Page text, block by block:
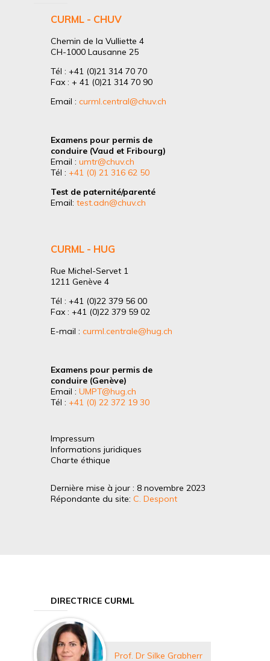
CURML - CHUV
Chemin de la Vulliette 4
CH-1000 Lausanne 25
Tél : +41 (0)21 314 70 70
Fax : + 41 (0)21 314 70 90
Email : curml.central@chuv.ch
Examens pour permis de
conduire (Vaud et Fribourg)
Email : umtr@chuv.ch
Tél : +41 (0) 21 316 62 50
Test de paternité/parenté
Email: test.adn@chuv.ch
CURML - HUG
Rue Michel-Servet 1
1211 Genève 4
Tél : +41 (0)22 379 56 00
Fax : +41 (0)22 379 59 02
E-mail : curml.centrale@hug.ch
Examens pour permis de
conduire (Genève)
Email : UMPT@hug.ch
Tél : +41 (0) 22 372 19 30
Impressum
Informations juridiques
Charte éthique
Dernière mise à jour : 8 novembre 2023
Répondante du site: C. Despont
DIRECTRICE CURML
Prof. Dr Silke Grabherr